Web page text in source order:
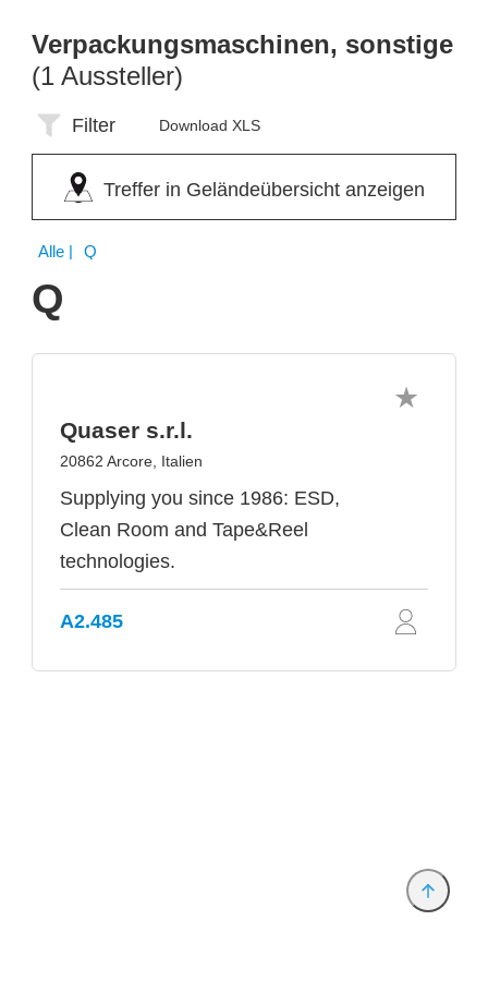
Verpackungsmaschinen, sonstige
(1 Aussteller)
Filter Download XLS
Treffer in Geländeübersicht anzeigen
Alle | Q
Q
Quaser s.r.l.
20862 Arcore, Italien
Supplying you since 1986: ESD,
Clean Room and Tape&Reel
technologies.
A2.485